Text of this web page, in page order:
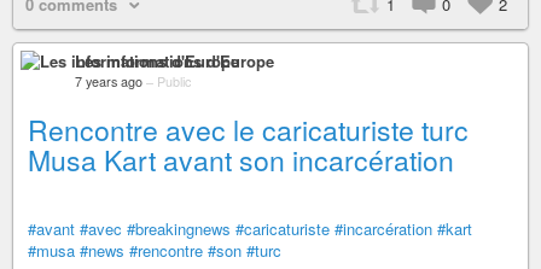
Les informations d'Europe
7 years ago – Public
Rencontre avec le caricaturiste turc
Musa Kart avant son incarcération
#avant #avec #breakingnews #caricaturiste #incarcération #kart
#musa #news #rencontre #son #turc